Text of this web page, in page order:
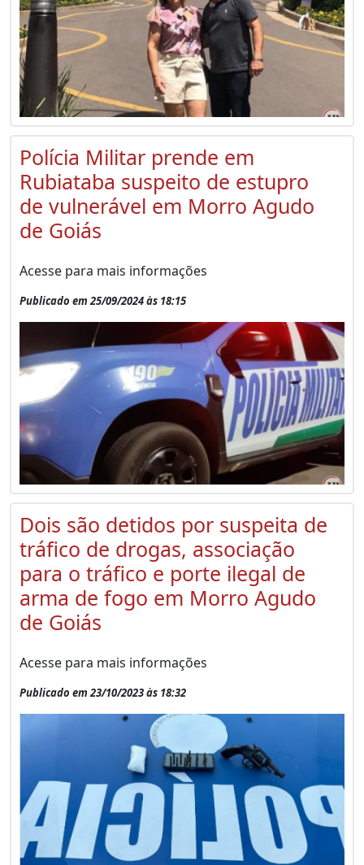
Polícia Militar prende em
Rubiataba suspeito de estupro
de vulnerável em Morro Agudo
de Goiás
Acesse para mais informações
Publicado em 25/09/2024 às 18:15
Dois são detidos por suspeita de
tráfico de drogas, associação
para o tráfico e porte ilegal de
arma de fogo em Morro Agudo
de Goiás
Acesse para mais informações
Publicado em 23/10/2023 às 18:32